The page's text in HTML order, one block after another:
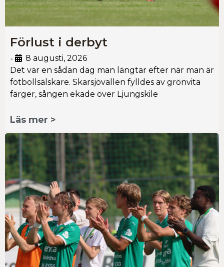
Förlust i derbyt
•
8 augusti, 2026
Det var en sådan dag man längtar efter när man är
fotbollsälskare. Skarsjövallen fylldes av grönvita
färger, sången ekade över Ljungskile
Läs mer >